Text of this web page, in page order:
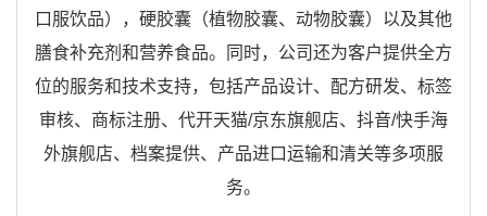
口服饮品），硬胶囊（植物胶囊、动物胶囊）以及其他
膳食补充剂和营养食品。
同时，公司还为客户提供全方
位的服务和技术支持，包括产品设计、配方研发、标签
审核、商标注册、代开天猫/京东旗舰店、抖音/快手海
外旗舰店、档案提供、产品进口运输和清关等多项服
务。